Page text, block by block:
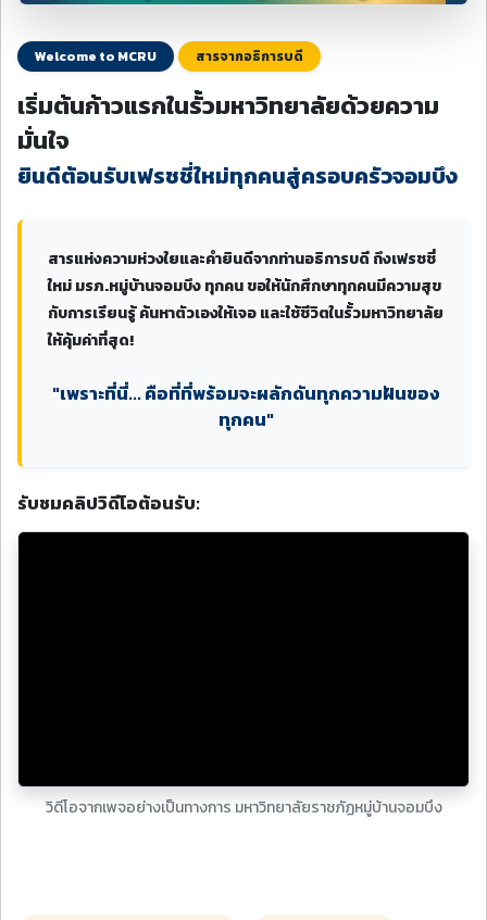
Welcome to MCRU สารจากอธิการบดี
เริ่มต้นก้าวแรกในรั้วมหาวิทยาลัยด้วยความ
มั่นใจ
ยินดีต้อนรับเฟรชชี่ใหม่ทุกคนสู่ครอบครัวจอมบึง
สารแห่งความห่วงใยและคำยินดีจากท่านอธิการบดี ถึงเฟรชชี่
ใหม่ มรภ.หมู่บ้านจอมบึง ทุกคน ขอให้นักศึกษาทุกคนมีความสุข
กับการเรียนรู้ ค้นหาตัวเองให้เจอ และใช้ชีวิตในรั้วมหาวิทยาลัย
ให้คุ้มค่าที่สุด!
"เพราะที่นี่... คือที่ที่พร้อมจะผลักดันทุกความฝันของ
ทุกคน"
รับชมคลิปวิดีโอต้อนรับ:
วิดีโอจากเพจอย่างเป็นทางการ มหาวิทยาลัยราชภัฏหมู่บ้านจอมบึง